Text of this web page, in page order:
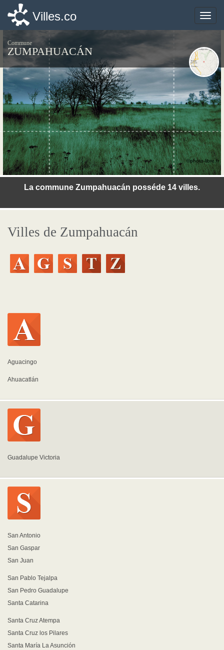
Toggle
Villes.co
Commune
ZUMPAHUACÁN
La commune Zumpahuacán posséde 14 villes.
©photo-libre.fr
Villes de Zumpahuacán
Aguacingo
Ahuacatlán
Guadalupe Victoria
San Antonio
San Gaspar
San Juan
San Pablo Tejalpa
San Pedro Guadalupe
Santa Catarina
Santa Cruz Atempa
Santa Cruz los Pilares
Santa María La Asunción
Toggle
Villes.co